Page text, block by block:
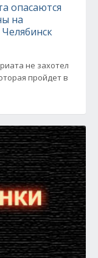
опасаются
на
не захотел
пройдет в